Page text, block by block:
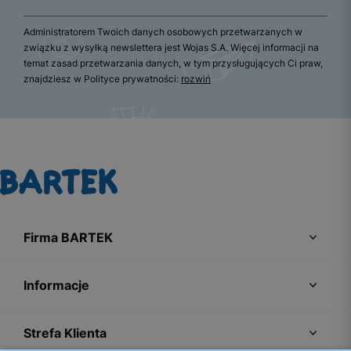
Administratorem Twoich danych osobowych przetwarzanych w
związku z wysyłką newslettera jest Wojas S.A. Więcej informacji na
temat zasad przetwarzania danych, w tym przysługujących Ci praw,
znajdziesz w Polityce prywatności: rozwiń
Firma BARTEK
Informacje
Strefa Klienta